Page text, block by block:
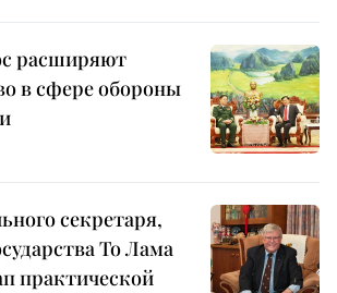
расширяют
в сфере обороны
секретаря,
То Лама
практической